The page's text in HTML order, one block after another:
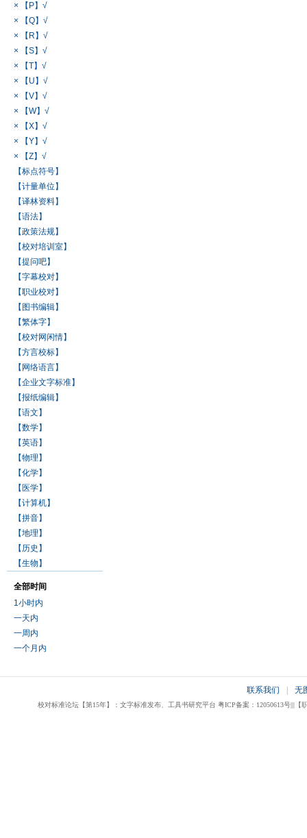
× 【P】√
× 【Q】√
× 【R】√
× 【S】√
× 【T】√
× 【U】√
× 【V】√
× 【W】√
× 【X】√
× 【Y】√
× 【Z】√
【标点符号】
【计量单位】
【译林资料】
【语法】
【政策法规】
【校对培训室】
【提问吧】
【字幕校对】
【职业校对】
【图书编辑】
【繁体字】
【校对网闲情】
【方言校标】
【网络语言】
【企业文字标准】
【报纸编辑】
【语文】
【数学】
【英语】
【物理】
【化学】
【医学】
【计算机】
【拼音】
【地理】
【历史】
【生物】
全部时间
1小时内
一天内
一周内
一个月内
联系我们 无
校对标准论坛【第15年】：文字标准发布、工具书研究平台 粤ICP备案：12050613号|||【